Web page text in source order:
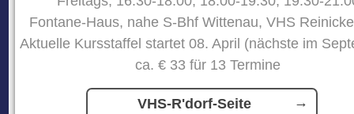
Fontane-Haus, nahe S-Bhf Wittenau, VHS
Aktuelle Kursstaffel startet 08. April (nächste im
ca. € 33 für 13 Termine
VHS-R'dorf-Seite